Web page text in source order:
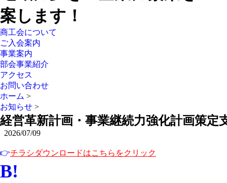
案します！
商工会について
ご入会案内
事業案内
部会事業紹介
アクセス
お問い合わせ
ホーム >
お知らせ >
経営革新計画・事業継続力強化計画策定
2026/07/09
👉チラシダウンロードはこちらをクリック
B!